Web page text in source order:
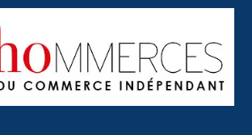
To
Top